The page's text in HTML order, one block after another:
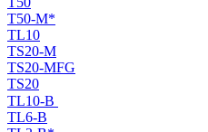
T50-M*
TL10
TS20-M
TS20-MFG
TS20
TL10-B
TL6-B